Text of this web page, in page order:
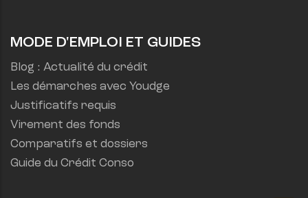
MODE D'EMPLOI ET GUIDES
Blog : Actualité du crédit
Les démarches avec Youdge
Justificatifs requis
Virement des fonds
Comparatifs et dossiers
Guide du Crédit Conso